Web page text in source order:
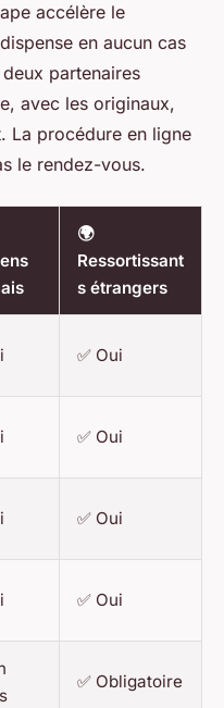
accélère le
en aucun cas
partenaires
avec les originaux,
La procédure en ligne
le rendez-vous.
🌍
Ressortissant
s étrangers
✅ Oui
✅ Oui
✅ Oui
✅ Oui
✅ Obligatoire